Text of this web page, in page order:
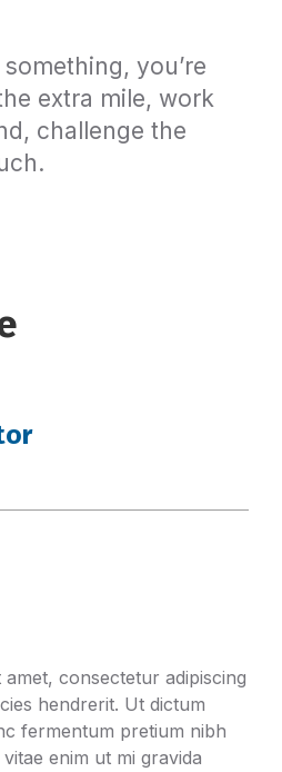
consectetur adipiscing
hendrerit. Ut dictum
fermentum pretium nibh
enim ut mi gravida
you’re
extra mile, work
challenge the